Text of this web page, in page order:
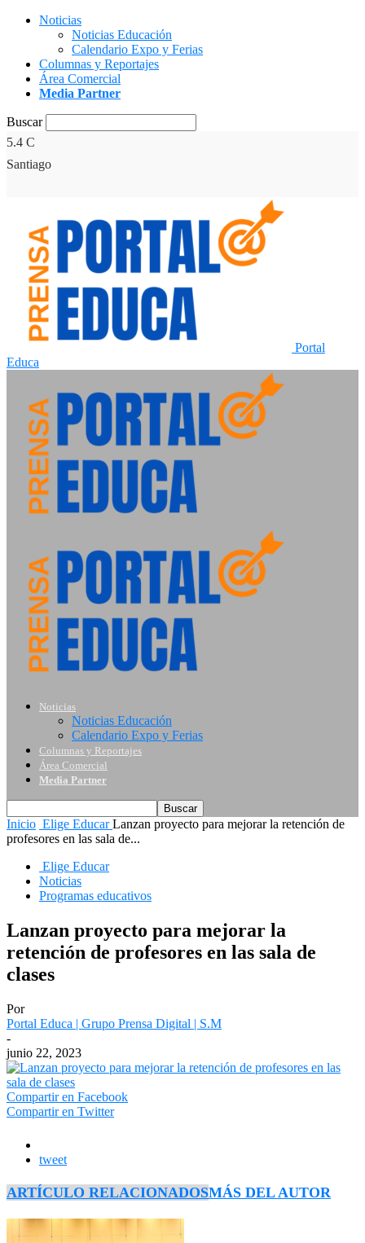
Noticias
Noticias Educación
Calendario Expo y Ferias
Columnas y Reportajes
Área Comercial
Media Partner
Buscar
5.4 C
Santiago
Portal
Educa
Noticias
Noticias Educación
Calendario Expo y Ferias
Columnas y Reportajes
Área Comercial
Media Partner
Inicio Elige Educar Lanzan proyecto para mejorar la retención de
profesores en las sala de...
Elige Educar
Noticias
Programas educativos
Lanzan proyecto para mejorar la
retención de profesores en las sala de
clases
Por
Portal Educa | Grupo Prensa Digital | S.M
-
junio 22, 2023
Compartir en Facebook
Compartir en Twitter
tweet
ARTÍCULO RELACIONADOSMÁS DEL AUTOR